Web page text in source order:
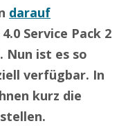
darauf
Service Pack 2
Nun ist es so
verfügbar. In
kurz die